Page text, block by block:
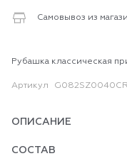
Самовывоз из
Рубашка классическая
Артикул
ОПИСАНИЕ
СОСТАВ